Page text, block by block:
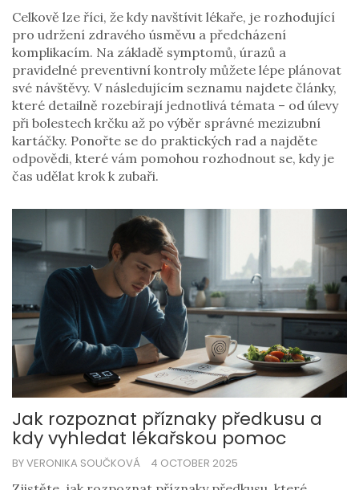
Celkově lze říci, že kdy navštívit lékaře, je rozhodující
pro udržení zdravého úsměvu a předcházení
komplikacím. Na základě symptomů, úrazů a
pravidelné preventivní kontroly můžete lépe plánovat
své návštěvy. V následujícím seznamu najdete články,
které detailně rozebírají jednotlivá témata – od úlevy
při bolestech krčku až po výběr správné mezizubní
kartáčky. Ponořte se do praktických rad a najděte
odpovědi, které vám pomohou rozhodnout se, kdy je
čas udělat krok k zubaři.
Jak rozpoznat příznaky předkusu a
kdy vyhledat lékařskou pomoc
BY VERONIKA SOUČKOVÁ 4 OCTOBER 2025